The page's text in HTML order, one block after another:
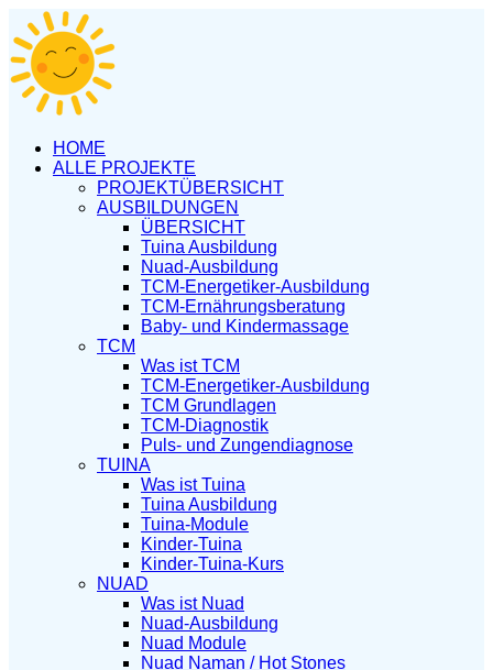
HOME
ALLE PROJEKTE
PROJEKTÜBERSICHT
AUSBILDUNGEN
ÜBERSICHT
Tuina Ausbildung
Nuad-Ausbildung
TCM-Energetiker-Ausbildung
TCM-Ernährungsberatung
Baby- und Kindermassage
TCM
Was ist TCM
TCM-Energetiker-Ausbildung
TCM Grundlagen
TCM-Diagnostik
Puls- und Zungendiagnose
TUINA
Was ist Tuina
Tuina Ausbildung
Tuina-Module
Kinder-Tuina
Kinder-Tuina-Kurs
NUAD
Was ist Nuad
Nuad-Ausbildung
Nuad Module
Nuad Naman / Hot Stones